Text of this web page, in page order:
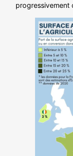
progressivement